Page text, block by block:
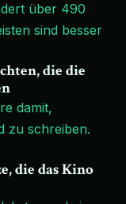
über 490
sind besser
die die
damit,
zu schreiben.
die das Kino